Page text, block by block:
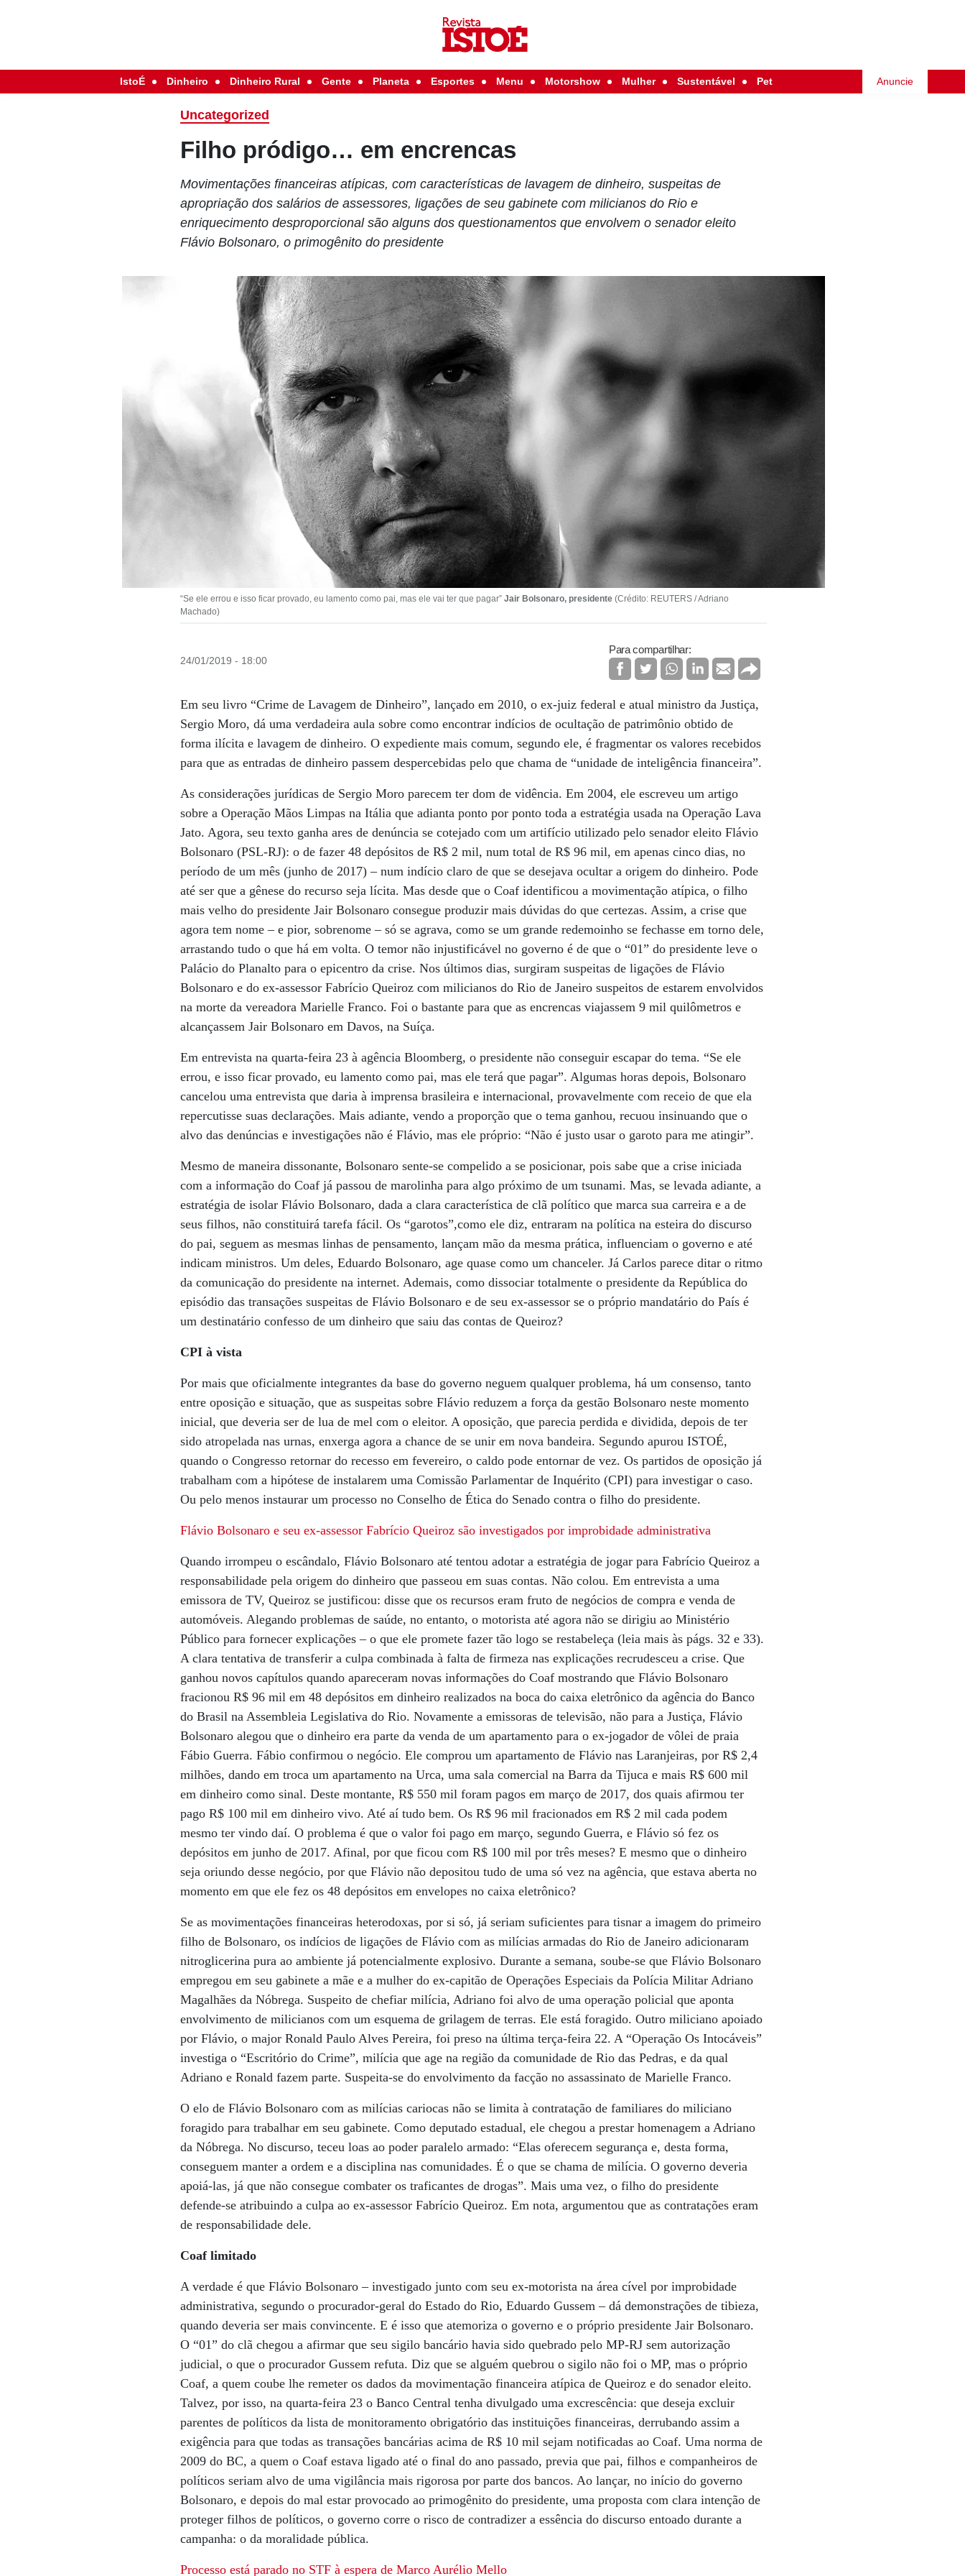
IstoÉ Dinheiro Dinheiro Rural Gente Planeta Esportes Menu Motorshow Mulher Sustentável Pet Anuncie
Uncategorized
Filho pródigo… em encrencas
Movimentações financeiras atípicas, com características de lavagem de dinheiro, suspeitas de
apropriação dos salários de assessores, ligações de seu gabinete com milicianos do Rio e
enriquecimento desproporcional são alguns dos questionamentos que envolvem o senador eleito
Flávio Bolsonaro, o primogênito do presidente
“Se ele errou e isso ficar provado, eu lamento como pai, mas ele vai ter que pagar”Jair Bolsonaro, presidente (Crédito: REUTERS / Adriano
Machado)
24/01/2019 - 18:00
Para compartilhar:
Em seu livro “Crime de Lavagem de Dinheiro”, lançado em 2010, o ex-juiz federal e atual ministro da Justiça,
Sergio Moro, dá uma verdadeira aula sobre como encontrar indícios de ocultação de patrimônio obtido de
forma ilícita e lavagem de dinheiro. O expediente mais comum, segundo ele, é fragmentar os valores recebidos
para que as entradas de dinheiro passem despercebidas pelo que chama de “unidade de inteligência financeira”.
As considerações jurídicas de Sergio Moro parecem ter dom de vidência. Em 2004, ele escreveu um artigo
sobre a Operação Mãos Limpas na Itália que adianta ponto por ponto toda a estratégia usada na Operação Lava
Jato. Agora, seu texto ganha ares de denúncia se cotejado com um artifício utilizado pelo senador eleito Flávio
Bolsonaro (PSL-RJ): o de fazer 48 depósitos de R$ 2 mil, num total de R$ 96 mil, em apenas cinco dias, no
período de um mês (junho de 2017) – num indício claro de que se desejava ocultar a origem do dinheiro. Pode
até ser que a gênese do recurso seja lícita. Mas desde que o Coaf identificou a movimentação atípica, o filho
mais velho do presidente Jair Bolsonaro consegue produzir mais dúvidas do que certezas. Assim, a crise que
agora tem nome – e pior, sobrenome – só se agrava, como se um grande redemoinho se fechasse em torno dele,
arrastando tudo o que há em volta. O temor não injustificável no governo é de que o “01” do presidente leve o
Palácio do Planalto para o epicentro da crise. Nos últimos dias, surgiram suspeitas de ligações de Flávio
Bolsonaro e do ex-assessor Fabrício Queiroz com milicianos do Rio de Janeiro suspeitos de estarem envolvidos
na morte da vereadora Marielle Franco. Foi o bastante para que as encrencas viajassem 9 mil quilômetros e
alcançassem Jair Bolsonaro em Davos, na Suíça.
Em entrevista na quarta-feira 23 à agência Bloomberg, o presidente não conseguir escapar do tema. “Se ele
errou, e isso ficar provado, eu lamento como pai, mas ele terá que pagar”. Algumas horas depois, Bolsonaro
cancelou uma entrevista que daria à imprensa brasileira e internacional, provavelmente com receio de que ela
repercutisse suas declarações. Mais adiante, vendo a proporção que o tema ganhou, recuou insinuando que o
alvo das denúncias e investigações não é Flávio, mas ele próprio: “Não é justo usar o garoto para me atingir”.
Mesmo de maneira dissonante, Bolsonaro sente-se compelido a se posicionar, pois sabe que a crise iniciada
com a informação do Coaf já passou de marolinha para algo próximo de um tsunami. Mas, se levada adiante, a
estratégia de isolar Flávio Bolsonaro, dada a clara característica de clã político que marca sua carreira e a de
seus filhos, não constituirá tarefa fácil. Os “garotos”,como ele diz, entraram na política na esteira do discurso
do pai, seguem as mesmas linhas de pensamento, lançam mão da mesma prática, influenciam o governo e até
indicam ministros. Um deles, Eduardo Bolsonaro, age quase como um chanceler. Já Carlos parece ditar o ritmo
da comunicação do presidente na internet. Ademais, como dissociar totalmente o presidente da República do
episódio das transações suspeitas de Flávio Bolsonaro e de seu ex-assessor se o próprio mandatário do País é
um destinatário confesso de um dinheiro que saiu das contas de Queiroz?
CPI à vista
Por mais que oficialmente integrantes da base do governo neguem qualquer problema, há um consenso, tanto
entre oposição e situação, que as suspeitas sobre Flávio reduzem a força da gestão Bolsonaro neste momento
inicial, que deveria ser de lua de mel com o eleitor. A oposição, que parecia perdida e dividida, depois de ter
sido atropelada nas urnas, enxerga agora a chance de se unir em nova bandeira. Segundo apurou ISTOÉ,
quando o Congresso retornar do recesso em fevereiro, o caldo pode entornar de vez. Os partidos de oposição já
trabalham com a hipótese de instalarem uma Comissão Parlamentar de Inquérito (CPI) para investigar o caso.
Ou pelo menos instaurar um processo no Conselho de Ética do Senado contra o filho do presidente.
Flávio Bolsonaro e seu ex-assessor Fabrício Queiroz são investigados por improbidade administrativa
Quando irrompeu o escândalo, Flávio Bolsonaro até tentou adotar a estratégia de jogar para Fabrício Queiroz a
responsabilidade pela origem do dinheiro que passeou em suas contas. Não colou. Em entrevista a uma
emissora de TV, Queiroz se justificou: disse que os recursos eram fruto de negócios de compra e venda de
automóveis. Alegando problemas de saúde, no entanto, o motorista até agora não se dirigiu ao Ministério
Público para fornecer explicações – o que ele promete fazer tão logo se restabeleça (leia mais às págs. 32 e 33).
A clara tentativa de transferir a culpa combinada à falta de firmeza nas explicações recrudesceu a crise. Que
ganhou novos capítulos quando apareceram novas informações do Coaf mostrando que Flávio Bolsonaro
fracionou R$ 96 mil em 48 depósitos em dinheiro realizados na boca do caixa eletrônico da agência do Banco
do Brasil na Assembleia Legislativa do Rio. Novamente a emissoras de televisão, não para a Justiça, Flávio
Bolsonaro alegou que o dinheiro era parte da venda de um apartamento para o ex-jogador de vôlei de praia
Fábio Guerra. Fábio confirmou o negócio. Ele comprou um apartamento de Flávio nas Laranjeiras, por R$ 2,4
milhões, dando em troca um apartamento na Urca, uma sala comercial na Barra da Tijuca e mais R$ 600 mil
em dinheiro como sinal. Deste montante, R$ 550 mil foram pagos em março de 2017, dos quais afirmou ter
pago R$ 100 mil em dinheiro vivo. Até aí tudo bem. Os R$ 96 mil fracionados em R$ 2 mil cada podem
mesmo ter vindo daí. O problema é que o valor foi pago em março, segundo Guerra, e Flávio só fez os
depósitos em junho de 2017. Afinal, por que ficou com R$ 100 mil por três meses? E mesmo que o dinheiro
seja oriundo desse negócio, por que Flávio não depositou tudo de uma só vez na agência, que estava aberta no
momento em que ele fez os 48 depósitos em envelopes no caixa eletrônico?
Se as movimentações financeiras heterodoxas, por si só, já seriam suficientes para tisnar a imagem do primeiro
filho de Bolsonaro, os indícios de ligações de Flávio com as milícias armadas do Rio de Janeiro adicionaram
nitroglicerina pura ao ambiente já potencialmente explosivo. Durante a semana, soube-se que Flávio Bolsonaro
empregou em seu gabinete a mãe e a mulher do ex-capitão de Operações Especiais da Polícia Militar Adriano
Magalhães da Nóbrega. Suspeito de chefiar milícia, Adriano foi alvo de uma operação policial que aponta
envolvimento de milicianos com um esquema de grilagem de terras. Ele está foragido. Outro miliciano apoiado
por Flávio, o major Ronald Paulo Alves Pereira, foi preso na última terça-feira 22. A “Operação Os Intocáveis”
investiga o “Escritório do Crime”, milícia que age na região da comunidade de Rio das Pedras, e da qual
Adriano e Ronald fazem parte. Suspeita-se do envolvimento da facção no assassinato de Marielle Franco.
O elo de Flávio Bolsonaro com as milícias cariocas não se limita à contratação de familiares do miliciano
foragido para trabalhar em seu gabinete. Como deputado estadual, ele chegou a prestar homenagem a Adriano
da Nóbrega. No discurso, teceu loas ao poder paralelo armado: “Elas oferecem segurança e, desta forma,
conseguem manter a ordem e a disciplina nas comunidades. É o que se chama de milícia. O governo deveria
apoiá-las, já que não consegue combater os traficantes de drogas”. Mais uma vez, o filho do presidente
defende-se atribuindo a culpa ao ex-assessor Fabrício Queiroz. Em nota, argumentou que as contratações eram
de responsabilidade dele.
Coaf limitado
A verdade é que Flávio Bolsonaro – investigado junto com seu ex-motorista na área cível por improbidade
administrativa, segundo o procurador-geral do Estado do Rio, Eduardo Gussem – dá demonstrações de tibieza,
quando deveria ser mais convincente. E é isso que atemoriza o governo e o próprio presidente Jair Bolsonaro.
O “01” do clã chegou a afirmar que seu sigilo bancário havia sido quebrado pelo MP-RJ sem autorização
judicial, o que o procurador Gussem refuta. Diz que se alguém quebrou o sigilo não foi o MP, mas o próprio
Coaf, a quem coube lhe remeter os dados da movimentação financeira atípica de Queiroz e do senador eleito.
Talvez, por isso, na quarta-feira 23 o Banco Central tenha divulgado uma excrescência: que deseja excluir
parentes de políticos da lista de monitoramento obrigatório das instituições financeiras, derrubando assim a
exigência para que todas as transações bancárias acima de R$ 10 mil sejam notificadas ao Coaf. Uma norma de
2009 do BC, a quem o Coaf estava ligado até o final do ano passado, previa que pai, filhos e companheiros de
políticos seriam alvo de uma vigilância mais rigorosa por parte dos bancos. Ao lançar, no início do governo
Bolsonaro, e depois do mal estar provocado ao primogênito do presidente, uma proposta com clara intenção de
proteger filhos de políticos, o governo corre o risco de contradizer a essência do discurso entoado durante a
campanha: o da moralidade pública.
Processo está parado no STF à espera de Marco Aurélio Mello